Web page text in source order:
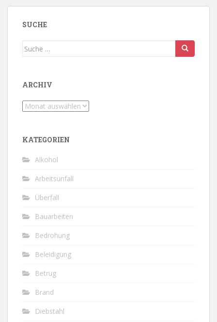
SUCHE
Suche
ARCHIV
Archiv
KATEGORIEN
Alkohol
Arbeitsunfall
Überfall
Bauarbeiten
Bedrohung
Beleidigung
Betrug
Brand
Diebstahl